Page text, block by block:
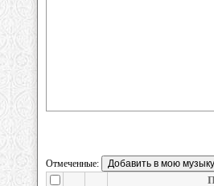
Отмеченные: